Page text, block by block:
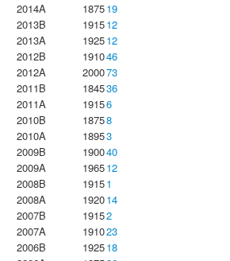
2014A
187519
2013B
191512
2013A
192512
2012B
191046
2012A
200073
2011B
184536
2011A
19156
2010B
18758
2010A
18953
2009B
190040
2009A
196512
2008B
19151
2008A
192014
2007B
19152
2007A
191023
2006B
192518